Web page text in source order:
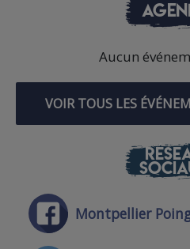
Aucun
VOIR TOUS LES
Montpellier